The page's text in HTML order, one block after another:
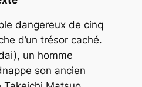
dangereux de cinq
d’un trésor caché.
un homme
son ancien